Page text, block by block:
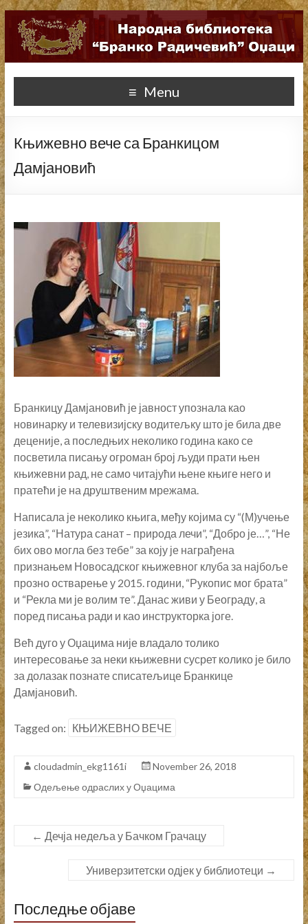
Menu
Књижевно вече са Бранкицом
Дамјановић
Бранкицу Дамјановић је јавност упознала као
новинарку и телевизијску водитељку што је била две
деценије, а последњих неколико година како се
посветила писању огроман број људи прати њен
књижевни рад, не само читајући њене књиге него и
пратећи је на друштвеним мрежама.
Написала је неколико књига, међу којима су “(М)учење
језика”, “Натура санат – природа лечи”, “Добро је…”, “Не
бих ово могла без тебе” за коју је награђена
признањем Новосадског књижевног клуба за најбоље
прозно остварење у 2015. години, “Рукопис мог брата”
и “Рекла ми је волим те”. Данас живи у Београду, а
поред писања ради и као инструкторка јоге.
Већ дуго у Оџацима није владало толико
интересовање за неки књижевни сусрет колико је било
за долазак познате списатељице Бранкице
Дамјановић.
Tagged on: КЊИЖЕВНО ВЕЧЕ
cloudadmin_ekg1161i
November 26, 2018
Одељење одраслих у Оџацима
← Дечја недеља у Бачком Грачацу
Универзитетски одјек у библиотеци →
Последње објаве